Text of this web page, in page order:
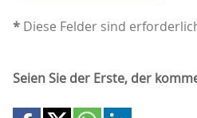
* Diese Felder sind
Seien Sie der Erste, der